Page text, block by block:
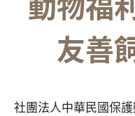
友善
社團法人中華民國保